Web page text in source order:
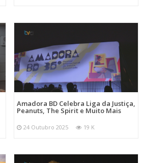
Amadora BD Celebra Liga da Justiça,
Peanuts, The Spirit e Muito Mais
24 Outubro 2025 19 K